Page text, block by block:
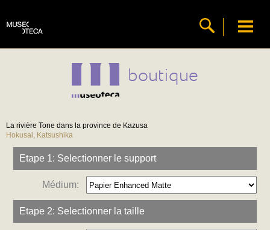
boutique
La rivière Tone dans la province de Kazusa
Hokusai, Katsushika
Etape 1: Selectionner le support
Médium:
Etape 2: Selectionner la taille